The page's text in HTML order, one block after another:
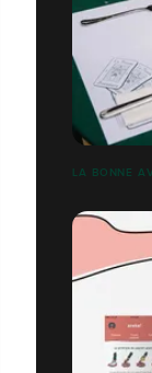
LA BONNE